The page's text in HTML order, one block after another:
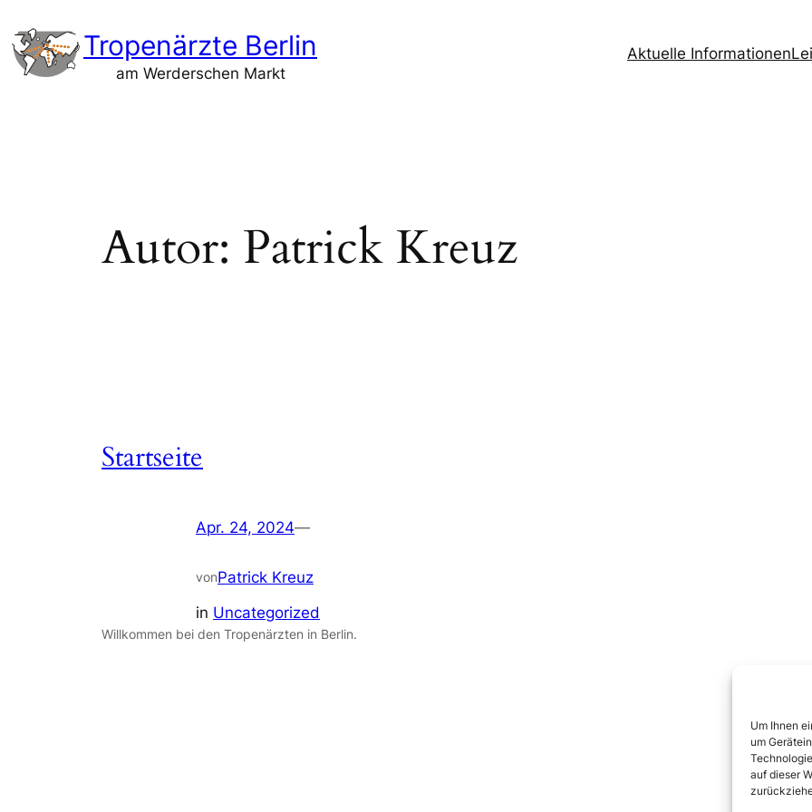
Um Ihnen
um
auf dieser
Inhalt
springen
Tropenärzte Berlin
am Werderschen Markt
Aktuelle Informationen
Autor: Patrick Kreuz
Startseite
Apr. 24, 2024—
vonPatrick Kreuz
in Uncategorized
Willkommen bei den Tropenärzten in Berlin.